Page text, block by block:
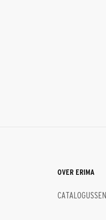
OVER ERIMA
CATALOGUSSEN